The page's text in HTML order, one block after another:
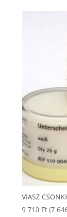
VIASZ
9 710 Ft (7